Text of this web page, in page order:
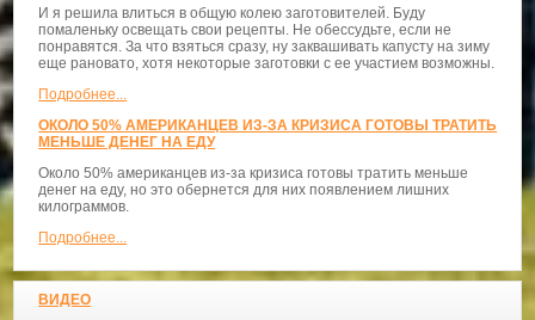
И я решила влиться в общую колею заготовителей. Буду
помаленьку освещать свои рецепты. Не обессудьте, если не
понравятся. За что взяться сразу, ну заквашивать капусту на зиму
еще рановато, хотя некоторые заготовки с ее участием возможны.
Подробнее...
ОКОЛО 50% АМЕРИКАНЦЕВ ИЗ-ЗА КРИЗИСА ГОТОВЫ ТРАТИТЬ
МЕНЬШЕ ДЕНЕГ НА ЕДУ
Около 50% американцев из-за кризиса готовы тратить меньше
денег на еду, но это обернется для них появлением лишних
килограммов.
Подробнее...
ВИДЕО